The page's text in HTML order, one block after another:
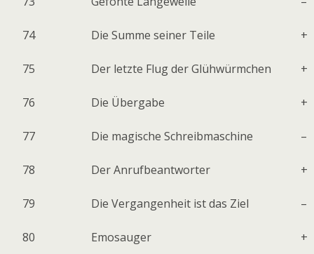
74 Die Summe seiner Teile +
75 Der letzte Flug der Glühwürmchen +
76 Die Übergabe +
77 Die magische Schreibmaschine –
78 Der Anrufbeantworter +
79 Die Vergangenheit ist das Ziel –
80 Emosauger +